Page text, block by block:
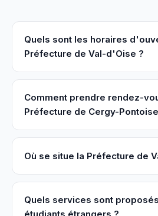
Quels sont les horaires
Préfecture de Val-d'Oise ?
Comment prendre rendez-
Préfecture de Cergy-
Où se situe la Préfecture de
Quels services sont